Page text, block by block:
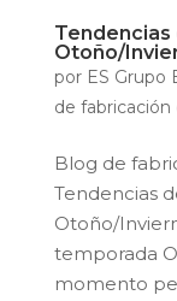
Tendencias
Otoño/
por ES Grupo
de
Blog de
Tendencias
Otoño/
temporada
momento